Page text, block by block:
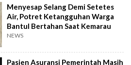
Menyesap Selang Demi Setetes
Air, Potret Ketangguhan Warga
Bantul Bertahan Saat Kemarau
NEWS
Pasien Asuransi Pemerintah Masih